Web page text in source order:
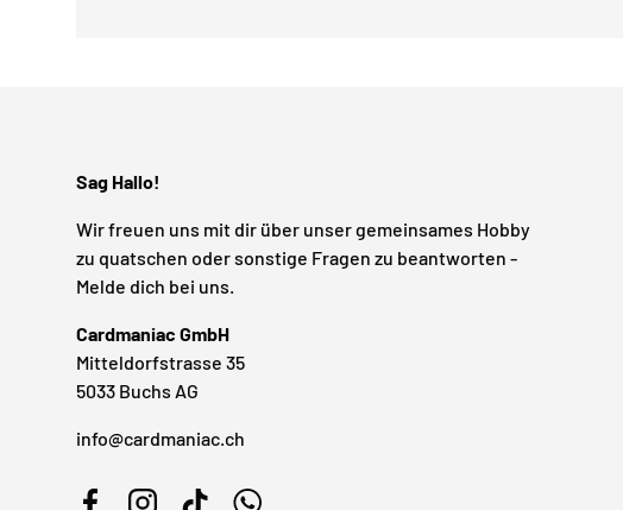
Sag Hallo!
Wir freuen uns mit dir über unser gemeinsames Hobby
zu quatschen oder sonstige Fragen zu beantworten -
Melde dich bei uns.
Cardmaniac GmbH
Mitteldorfstrasse 35
5033 Buchs AG
info@cardmaniac.ch